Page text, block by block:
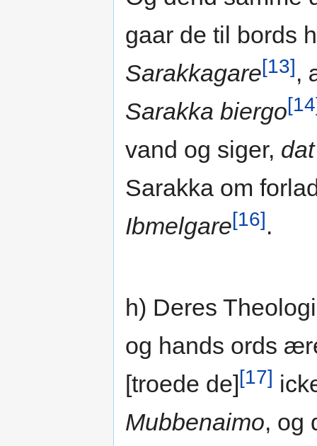
gaar de til bords
Sarakkagare[13],
Sarakka biergo
vand og siger,
Sarakka om
Ibmelgare[16].
h) Deres
og hands ords
[troede de][17]
Mubbenaimo, og